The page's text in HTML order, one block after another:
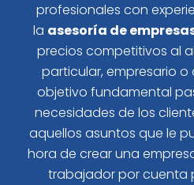
profesionales con
la asesoría de
precios competitivos al
particular, empresario
objetivo fundamental
necesidades de los
aquellos asuntos que le
hora de crear una
trabajador por cuenta